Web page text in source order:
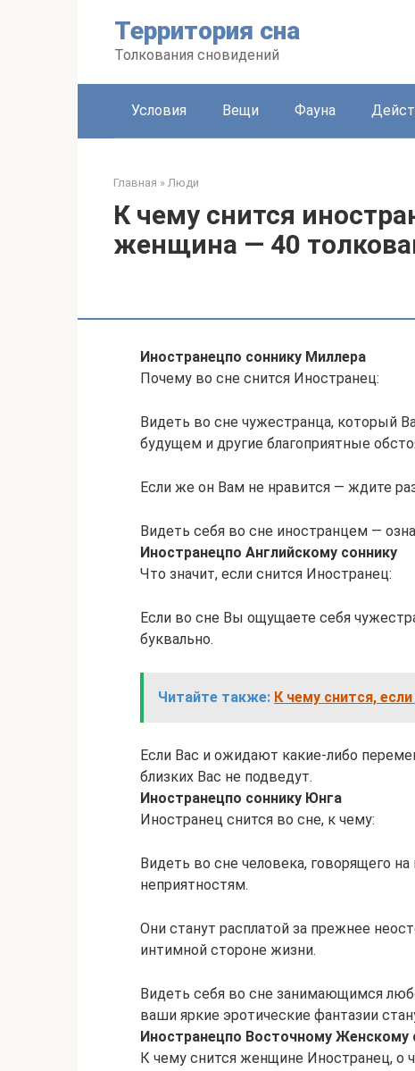
Территория сна
Толкования сновидений
Условия Вещи Фауна
Главная » Люди
К чему снится
женщина — 40
Иностранецпо соннику Миллера
Почему во сне снится Иностранец:
Видеть во сне чужестранца, который
будущем и другие благоприятные
Если же он Вам не нравится — ждите
Видеть себя во сне иностранцем —
Иностранецпо Английскому соннику
Что значит, если снится Иностранец:
Если во сне Вы ощущаете себя
буквально.
Читайте также: К чему снится,
Если Вас и ожидают какие-либо
близких Вас не подведут.
Иностранецпо соннику Юнга
Иностранец снится во сне, к чему:
Видеть во сне человека, говорящего
неприятностям.
Они станут расплатой за прежнее
интимной стороне жизни.
Видеть себя во сне занимающимся
ваши яркие эротические фантазии
Иностранецпо Восточному Женскому
К чему снится женщине Иностранец, о